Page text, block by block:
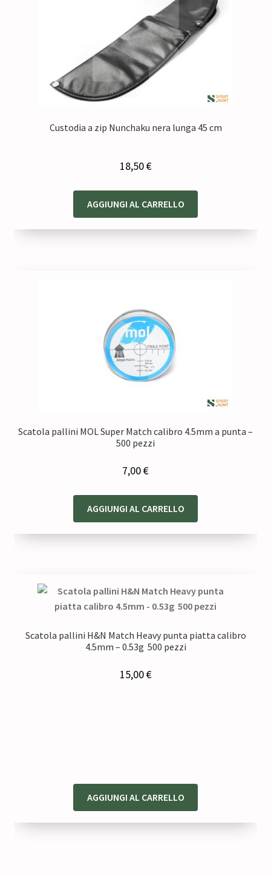
Custodia a zip Nunchaku nera lunga 45 cm
18,50€
AGGIUNGI AL CARRELLO
Scatola pallini MOL Super Match calibro 4.5mm a punta –
500 pezzi
7,00€
AGGIUNGI AL CARRELLO
Scatola pallini H&N Match Heavy punta piatta calibro
4.5mm – 0.53g 500 pezzi
15,00€
AGGIUNGI AL CARRELLO